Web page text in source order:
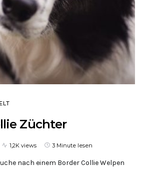
Züchter
1,2K views 3 Minute lesen
nach einem Border Collie Welpen